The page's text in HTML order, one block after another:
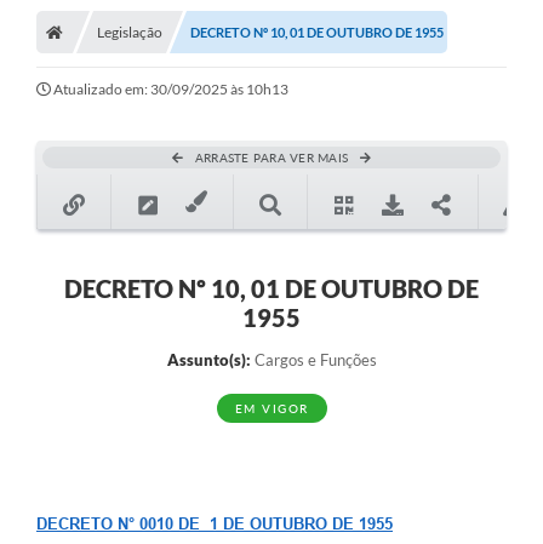
Nossa Cidade
Secretarias
Transparência
Programa Famílias Fortes
Contratação de estagiário - estudante de Direito -
Galeria de Fotos
Legislação DECRETO Nº 10, 01 DE OUTUBRO DE 1955
Atualizado em: 30/09/2025 às 10h13
ARRASTE PARA VER MAIS
DECRETO Nº 10, 01 DE OUTUBRO DE
1955
Assunto(s): Cargos e Funções
EM VIGOR
DECRETO N° 0010 DE 1 DE OUTUBRO DE 1955